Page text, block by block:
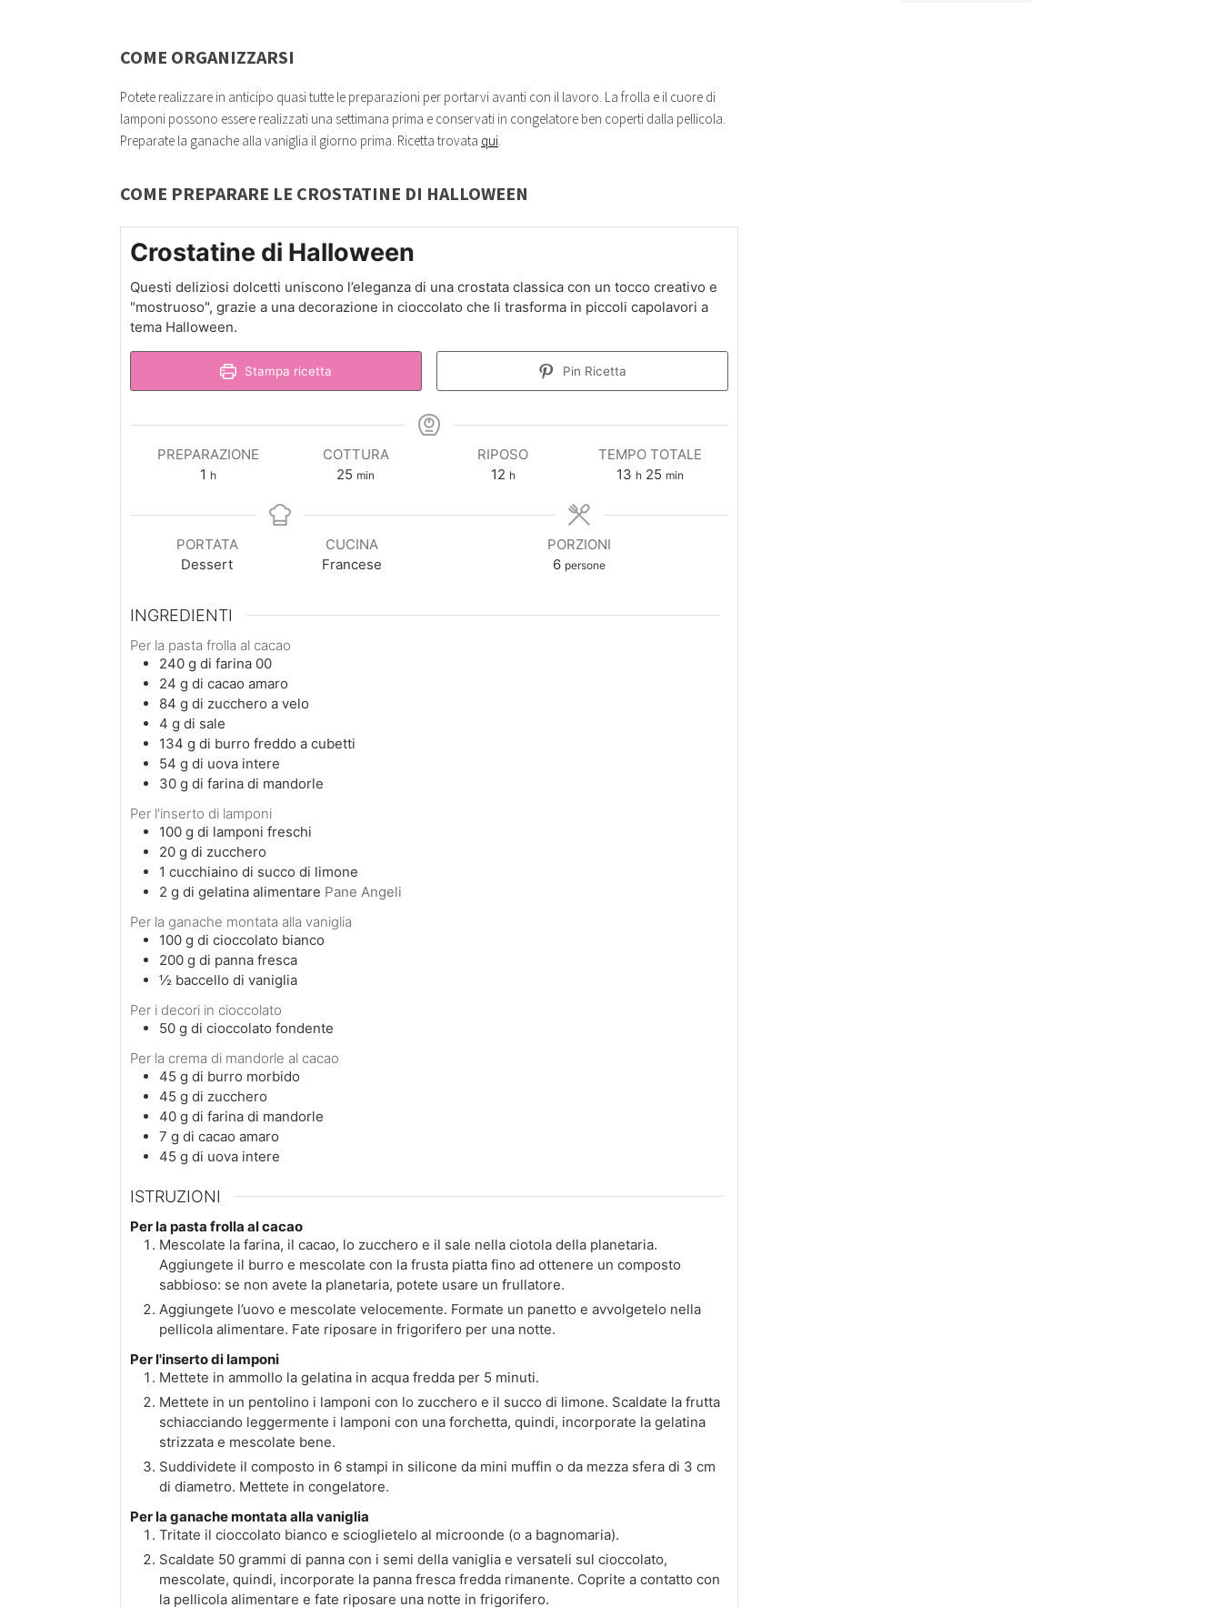
COME ORGANIZZARSI
Potete realizzare in anticipo quasi tutte le preparazioni per portarvi avanti con il lavoro. La frolla e il cuore di
lamponi possono essere realizzati una settimana prima e conservati in congelatore ben coperti dalla pellicola.
Preparate la ganache alla vaniglia il giorno prima. Ricetta trovata qui.
COME PREPARARE LE CROSTATINE DI HALLOWEEN
Crostatine di Halloween
Questi deliziosi dolcetti uniscono l’eleganza di una crostata classica con un tocco creativo e
"mostruoso", grazie a una decorazione in cioccolato che li trasforma in piccoli capolavori a
tema Halloween.
Stampa ricetta Pin Ricetta
PREPARAZIONE
1 ora
h
COTTURA
25 minuti
min
RIPOSO
12ore
h
TEMPO TOTALE
13 ore
h 25 minuti
min
PORTATA
Dessert
CUCINA
Francese
PORZIONI
6 persone
INGREDIENTI
Per la pasta frolla al cacao
240 g di farina 00
24 g di cacao amaro
84 g di zucchero a velo
4 g di sale
134 g di burro freddo a cubetti
54 g di uova intere
30 g di farina di mandorle
Per l'inserto di lamponi
100 g di lamponi freschi
20 g di zucchero
1 cucchiaino di succo di limone
2 g di gelatina alimentare Pane Angeli
Per la ganache montata alla vaniglia
100 g di cioccolato bianco
200 g di panna fresca
½ baccello di vaniglia
Per i decori in cioccolato
50 g di cioccolato fondente
Per la crema di mandorle al cacao
45 g di burro morbido
45 g di zucchero
40 g di farina di mandorle
7 g di cacao amaro
45 g di uova intere
ISTRUZIONI
Per la pasta frolla al cacao
Mescolate la farina, il cacao, lo zucchero e il sale nella ciotola della planetaria.
Aggiungete il burro e mescolate con la frusta piatta fino ad ottenere un composto
sabbioso: se non avete la planetaria, potete usare un frullatore.
Aggiungete l’uovo e mescolate velocemente. Formate un panetto e avvolgetelo nella
pellicola alimentare. Fate riposare in frigorifero per una notte.
Per l'inserto di lamponi
Mettete in ammollo la gelatina in acqua fredda per 5 minuti.
Mettete in un pentolino i lamponi con lo zucchero e il succo di limone. Scaldate la frutta
schiacciando leggermente i lamponi con una forchetta, quindi, incorporate la gelatina
strizzata e mescolate bene.
Suddividete il composto in 6 stampi in silicone da mini muffin o da mezza sfera di 3 cm
di diametro. Mettete in congelatore.
Per la ganache montata alla vaniglia
Tritate il cioccolato bianco e scioglietelo al microonde (o a bagnomaria).
Scaldate 50 grammi di panna con i semi della vaniglia e versateli sul cioccolato,
mescolate, quindi, incorporate la panna fresca fredda rimanente. Coprite a contatto con
la pellicola alimentare e fate riposare una notte in frigorifero.